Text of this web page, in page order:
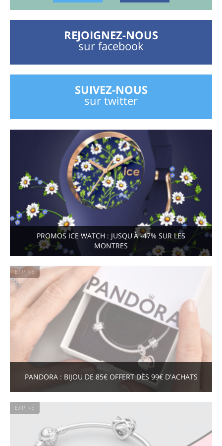
REJOIGNEZ-NOUS
sur facebook
SUIVEZ-NOUS
sur twitter
PROMOS ICE WATCH : JUSQU'À -47% SUR LES
MONTRES
EXPIRÉ
PANDORA : BIJOU DE 85€ OFFERT DÈS 99€ D'ACHATS
EXPIRÉ